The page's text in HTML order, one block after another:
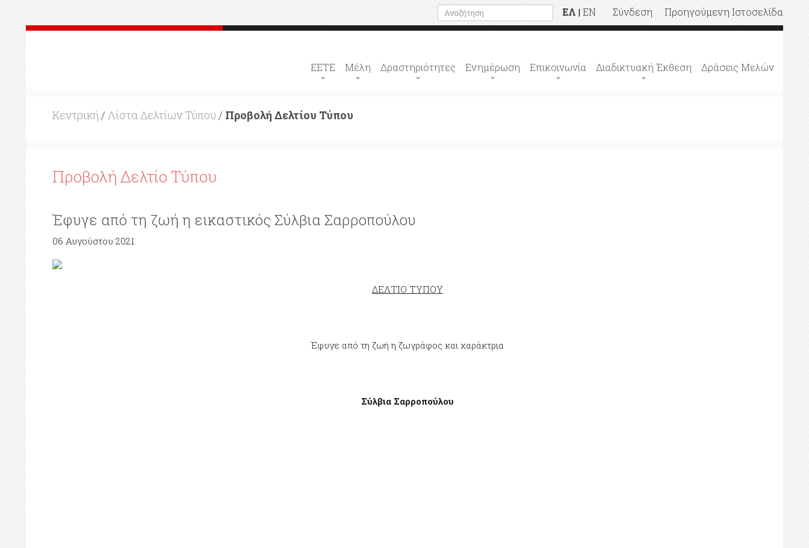
ΕΛ | EN Σύνδεση Προηγούμενη Ιστοσελίδα
ΕΕΤΕ Μέλη Δραστηριότητες Ενημέρωση Επικοινωνία Διαδικτυακή Έκθεση Δράσεις Μελών
Κεντρική / Λίστα Δελτίων Τύπου / Προβολή Δελτίου Τύπου
Προβολή Δελτίο Τύπου
Έφυγε από τη ζωή η εικαστικός Σύλβια Σαρροπούλου
06 Αυγούστου 2021
ΔΕΛΤΙΟ ΤΥΠΟΥ
Έφυγε από τη ζωή η ζωγράφος και χαράκτρια
Σύλβια Σαρροπούλου